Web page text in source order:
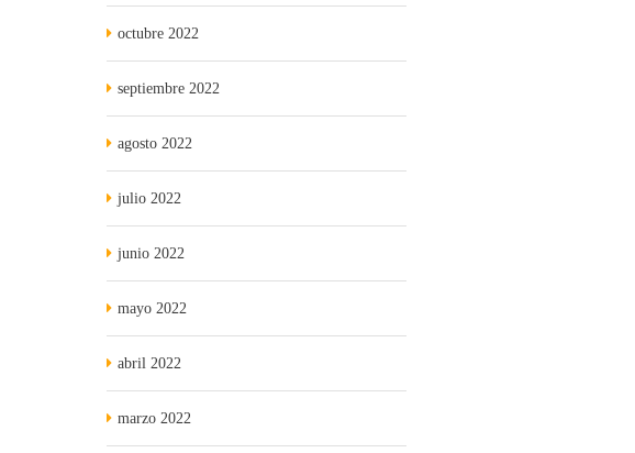
octubre 2022
septiembre 2022
agosto 2022
julio 2022
junio 2022
mayo 2022
abril 2022
marzo 2022